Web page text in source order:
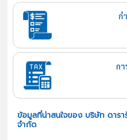
ก
ก
ข้อมูลที่น่าสนใจของ บริษัท ดาร
จำกัด